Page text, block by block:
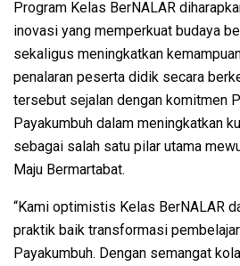
Program Kelas BerNALAR
inovasi yang memperkuat budaya
sekaligus meningkatkan
penalaran peserta didik secara
tersebut sejalan dengan komitmen
Payakumbuh dalam meningkatkan
sebagai salah satu pilar utama
Maju Bermartabat.
“Kami optimistis Kelas BerNALAR
praktik baik transformasi
Payakumbuh. Dengan semangat